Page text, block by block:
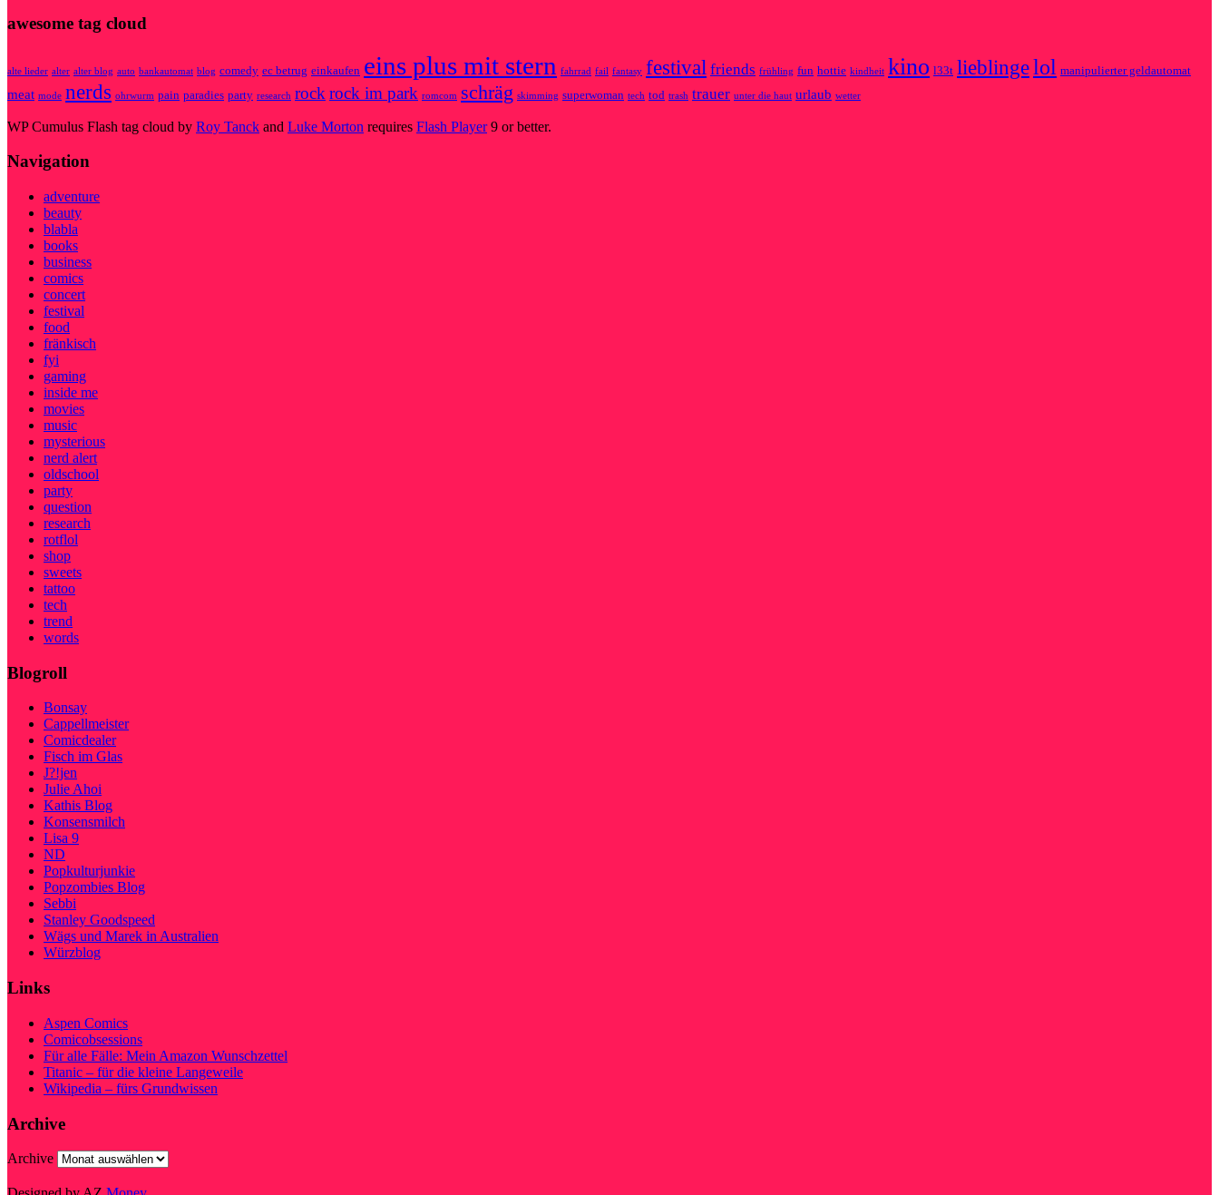
awesome tag cloud
alte lieder alter alter blog auto bankautomat blog comedy ec betrug einkaufen eins plus mit stern fahrrad fail fantasy festival friends frühling fun hottie kindheit kino l33t lieblingelol manipulierter geldautomat
meat mode nerds ohrwurm pain paradies party research rock rock im park romcom schräg skimming superwoman tech tod trash trauer unter die haut urlaub wetter
WP Cumulus Flash tag cloud by Roy Tanck and Luke Morton requires Flash Player9 or better.
Navigation
adventure
beauty
blabla
books
business
comics
concert
festival
food
fränkisch
fyi
gaming
inside me
movies
music
mysterious
nerd alert
oldschool
party
question
research
rotflol
shop
sweets
tattoo
tech
trend
words
Blogroll
Bonsay
Cappellmeister
Comicdealer
Fisch im Glas
J?!jen
Julie Ahoi
Kathis Blog
Konsensmilch
Lisa 9
ND
Popkulturjunkie
Popzombies Blog
Sebbi
Stanley Goodspeed
Wägs und Marek in Australien
Würzblog
Links
Aspen Comics
Comicobsessions
Für alle Fälle: Mein Amazon Wunschzettel
Titanic – für die kleine Langeweile
Wikipedia – fürs Grundwissen
Archive
Archive